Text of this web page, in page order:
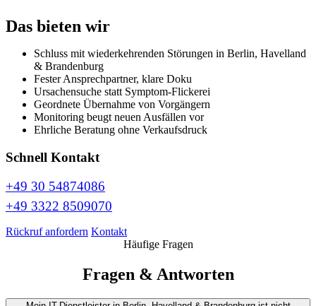
Das bieten wir
Schluss mit wiederkehrenden Störungen in Berlin, Havelland
& Brandenburg
Fester Ansprechpartner, klare Doku
Ursachensuche statt Symptom-Flickerei
Geordnete Übernahme von Vorgängern
Monitoring beugt neuen Ausfällen vor
Ehrliche Beratung ohne Verkaufsdruck
Schnell Kontakt
+49 30 54874086
+49 3322 8509070
Rückruf anfordern Kontakt
Häufige Fragen
Fragen & Antworten